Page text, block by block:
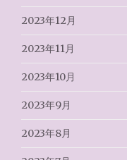
2023年12月
2023年11月
2023年10月
2023年9月
2023年8月